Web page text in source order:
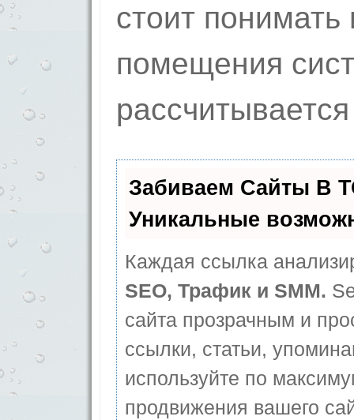
стоит понимать
помещения
Забиваем Сайты В
Уникальные
Каждая ссылка
SEO, Трафик и SMM.
сайта прозрачным и
ссылки, статьи,
используйте по
продвижения вашего